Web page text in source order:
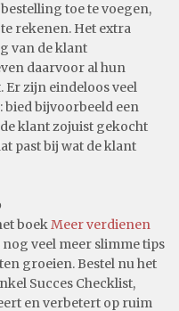
toe te voegen,
rekenen. Het extra
van de klant
daarvoor al hun
Er zijn eindeloos veel
bied bijvoorbeeld een
klant zojuist gekocht
past bij wat de klant
boekMeer verdienen
nog veel meer slimme tips
groeien. Bestel nu het
Succes Checklist,
en verbetert op ruim